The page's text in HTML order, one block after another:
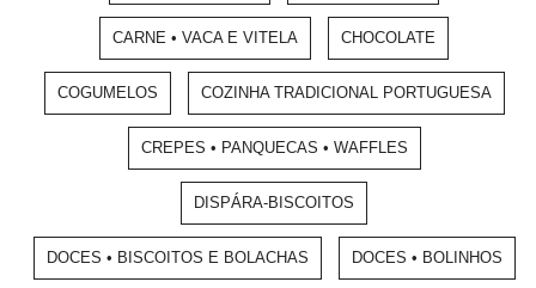
CARNE • VACA E VITELA CHOCOLATE
COGUMELOS COZINHA TRADICIONAL PORTUGUESA
CREPES • PANQUECAS • WAFFLES
DISPÁRA-BISCOITOS
DOCES • BISCOITOS E BOLACHAS DOCES • BOLINHOS